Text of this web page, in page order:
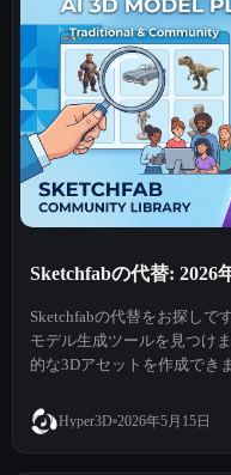
Sketchfabの代替:
Sketchfabの代替をお探しで
モデル生成ツールを見つけ
的な3Dアセットを作成でき
Hyper3D 2026年5月15日